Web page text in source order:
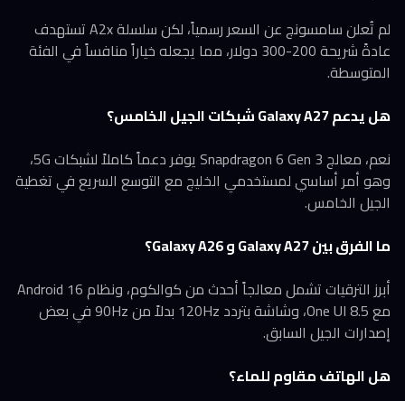
لم تُعلن سامسونج عن السعر رسمياً، لكن سلسلة A2x تستهدف
عادةً شريحة 200-300 دولار، مما يجعله خياراً منافساً في الفئة
المتوسطة.
هل يدعم Galaxy A27 شبكات الجيل الخامس؟
نعم، معالج Snapdragon 6 Gen 3 يوفر دعماً كاملاً لشبكات 5G،
وهو أمر أساسي لمستخدمي الخليج مع التوسع السريع في تغطية
الجيل الخامس.
ما الفرق بين Galaxy A27 و Galaxy A26؟
أبرز الترقيات تشمل معالجاً أحدث من كوالكوم، ونظام Android 16
مع One UI 8.5، وشاشة بتردد 120Hz بدلاً من 90Hz في بعض
إصدارات الجيل السابق.
هل الهاتف مقاوم للماء؟